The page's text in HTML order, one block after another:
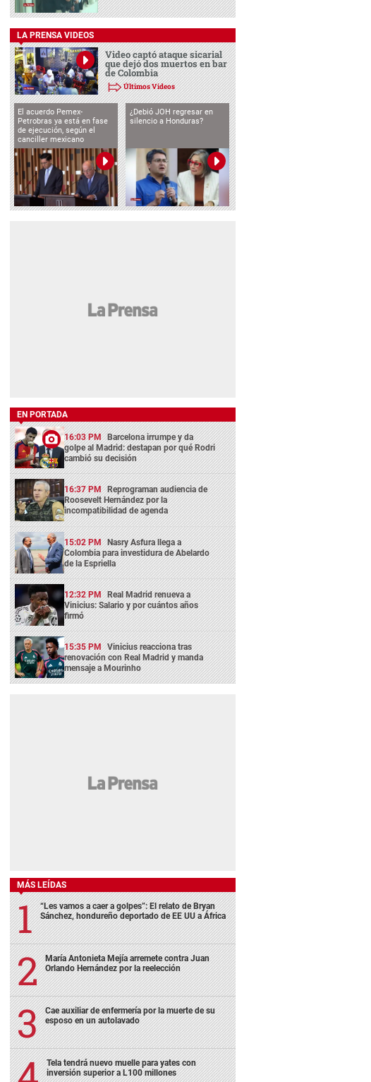
LA PRENSA VIDEOS
Video captó ataque sicarial
que dejó dos muertos en bar
de Colombia
Últimos Videos
El acuerdo Pemex-
Petrobras ya está en fase
de ejecución, según el
canciller mexicano
¿Debió JOH regresar en
silencio a Honduras?
EN PORTADA
16:03 PM Barcelona irrumpe y da
golpe al Madrid: destapan por qué Rodri
cambió su decisión
16:37 PM Reprograman audiencia de
Roosevelt Hernández por la
incompatibilidad de agenda
15:02 PM Nasry Asfura llega a
Colombia para investidura de Abelardo
de la Espriella
12:32 PM Real Madrid renueva a
Vinicius: Salario y por cuántos años
firmó
15:35 PM Vinicius reacciona tras
renovación con Real Madrid y manda
mensaje a Mourinho
MÁS LEÍDAS
“Les vamos a caer a golpes”: El relato de Bryan
Sánchez, hondureño deportado de EE UU a África
María Antonieta Mejía arremete contra Juan
Orlando Hernández por la reelección
Cae auxiliar de enfermería por la muerte de su
esposo en un autolavado
Tela tendrá nuevo muelle para yates con
inversión superior a L100 millones